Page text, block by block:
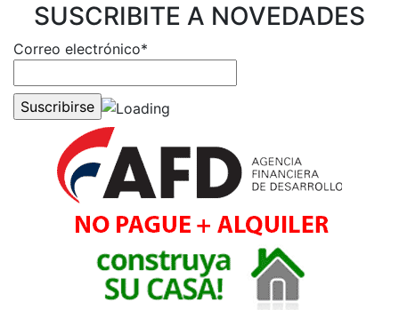
SUSCRIBITE A NOVEDADES
Correo electrónico*